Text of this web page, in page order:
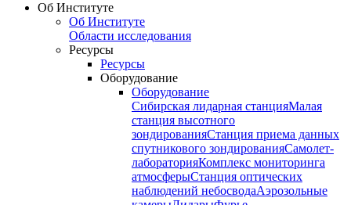
Об Институте
Об Институте
Области исследования
Ресурсы
Ресурсы
Оборудование
Оборудование
Сибирская лидарная станцияМалая
станция высотного
зондированияСтанция приема данных
спутникового зондированияСамолет-
лабораторияКомплекс мониторинга
атмосферыСтанция оптических
наблюдений небосводаАэрозольные